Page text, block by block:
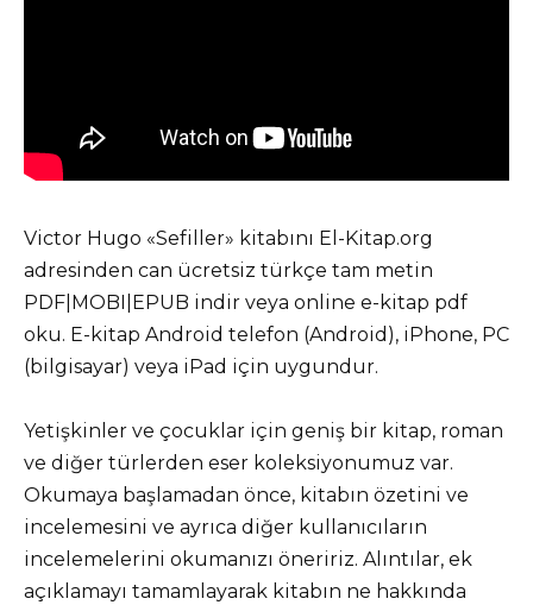
Victor Hugo «Sefiller» kitabını El-Kitap.org
adresinden can ücretsiz türkçe tam metin
PDF|MOBI|EPUB indir veya online e-kitap pdf
oku. E-kitap Android telefon (Android), iPhone, PC
(bilgisayar) veya iPad için uygundur.
Yetişkinler ve çocuklar için geniş bir kitap, roman
ve diğer türlerden eser koleksiyonumuz var.
Okumaya başlamadan önce, kitabın özetini ve
incelemesini ve ayrıca diğer kullanıcıların
incelemelerini okumanızı öneririz. Alıntılar, ek
açıklamayı tamamlayarak kitabın ne hakkında